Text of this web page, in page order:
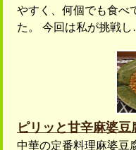
やすく、何個でも食べ
た。 今回は私が挑戦
ピリッと甘辛麻婆豆
中華の定番料理麻婆豆